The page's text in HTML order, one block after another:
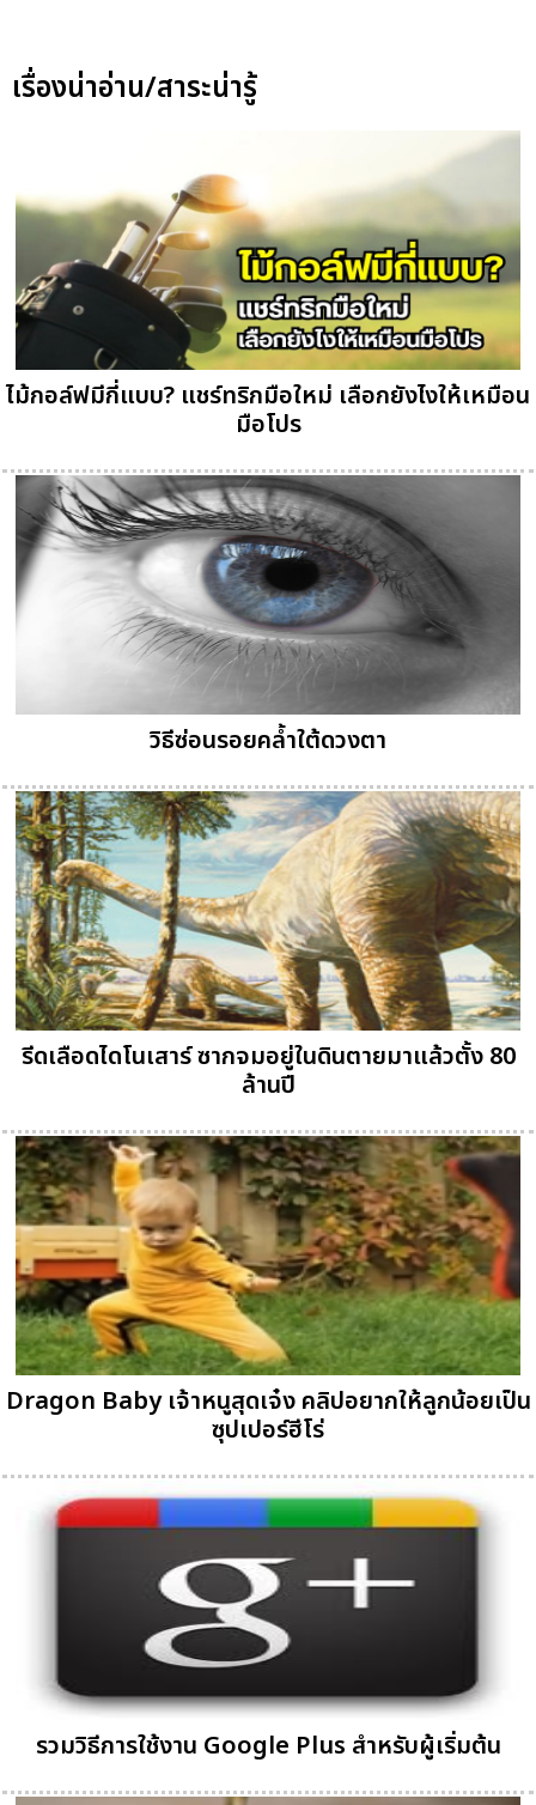
เรื่องน่าอ่าน/สาระน่ารู้
ไม้กอล์ฟมีกี่แบบ? แชร์ทริกมือใหม่ เลือกยังไงให้เหมือน
มือโปร
วิธีซ่อนรอยคล้ำใต้ดวงตา
รีดเลือดไดโนเสาร์ ซากจมอยู่ในดินตายมาแล้วตั้ง 80
ล้านปี
Dragon Baby เจ้าหนูสุดเจ๋ง คลิปอยากให้ลูกน้อยเป็น
ซุปเปอร์ฮีโร่
รวมวิธีการใช้งาน Google Plus สำหรับผู้เริ่มต้น